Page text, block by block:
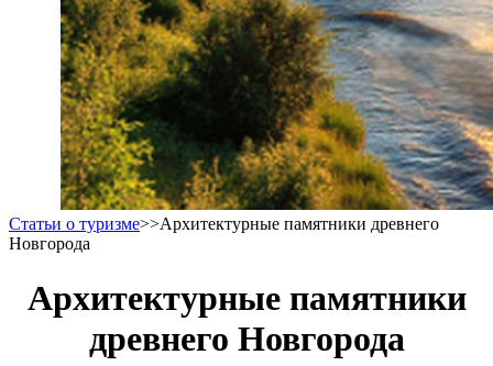
Статьи о туризме>>Архитектурные памятники древнего
Новгорода
Архитектурные памятники
древнего Новгорода